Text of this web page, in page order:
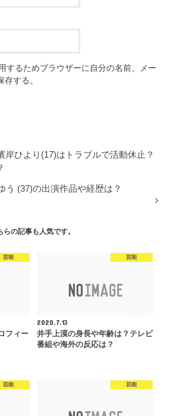
するためブラウザーに自分の名前、メー
する。
岸ひより(17)はトラブルで活動休止？
う (37)の出演作品や経歴は？
らの記事も人気です。
芸能
フィー
芸能
2020.7.13
井手上漠の身長や年齢は？テレビ
番組や海外の反応は？
芸能 芸能